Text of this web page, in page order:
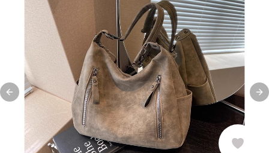
Previous slide